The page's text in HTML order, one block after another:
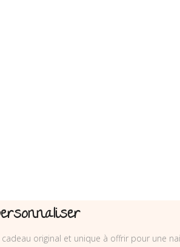
original et unique à offrir pour une